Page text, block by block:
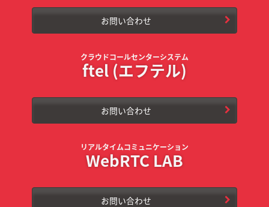
お問い合わせ
クラウドコールセンターシステム
ftel (エフテル)
お問い合わせ
リアルタイムコミュニケーション
WebRTC LAB
お問い合わせ